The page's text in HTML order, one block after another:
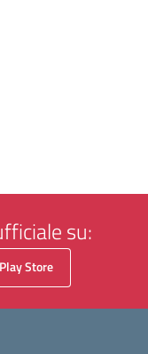
su:
Play Store